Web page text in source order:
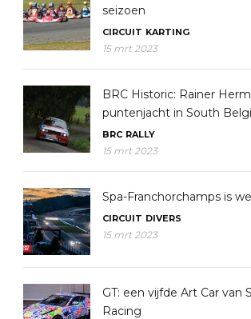
seizoen
CIRCUIT KARTING
15 mrt 2023
BRC Historic: Rainer
puntenjacht in South
BRC RALLY
15 mrt 2023
Spa-Franchorchamps is
CIRCUIT DIVERS
15 mrt 2023
GT: een vijfde Art Car van
Racing